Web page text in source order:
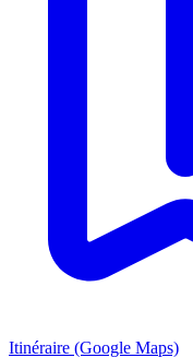
Itinéraire (Google Maps)